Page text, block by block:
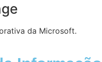
da Microsoft.